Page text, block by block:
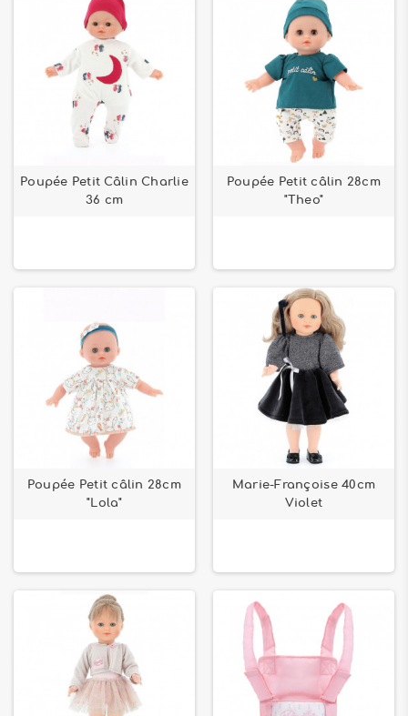
Poupée Petit Câlin Charlie
36 cm
Poupée Petit câlin 28cm
"Theo"
Poupée Petit câlin 28cm
"Lola"
Marie-Françoise 40cm
Violet